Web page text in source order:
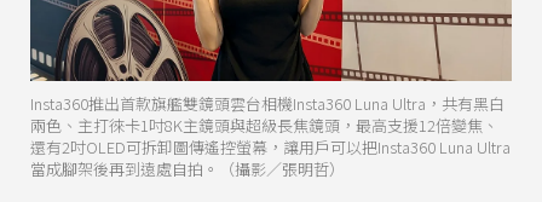
Insta360推出首款旗艦雙鏡頭雲台相機Insta360 Luna Ultra，共有黑白
兩色、主打徠卡1吋8K主鏡頭與超級長焦鏡頭，最高支援12倍變焦、
還有2吋OLED可拆卸圖傳遙控螢幕，讓用戶可以把Insta360 Luna Ultra
當成腳架後再到遠處自拍。（攝影／張明哲）